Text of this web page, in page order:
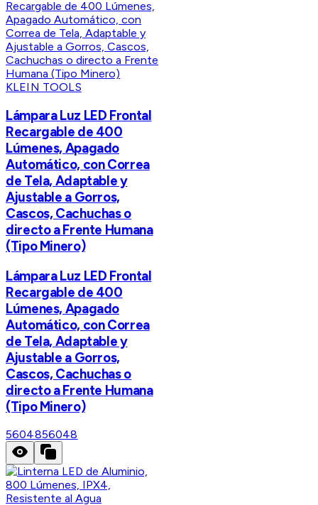
KLEIN TOOLS
Lámpara Luz LED Frontal
Recargable de 400
Lúmenes, Apagado
Automático, con Correa
de Tela, Adaptable y
Ajustable a Gorros,
Cascos, Cachuchas o
directo a Frente Humana
(Tipo Minero)
Lámpara Luz LED Frontal
Recargable de 400
Lúmenes, Apagado
Automático, con Correa
de Tela, Adaptable y
Ajustable a Gorros,
Cascos, Cachuchas o
directo a Frente Humana
(Tipo Minero)
5604856048